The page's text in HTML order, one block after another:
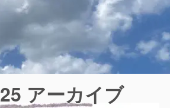
アーカイブ